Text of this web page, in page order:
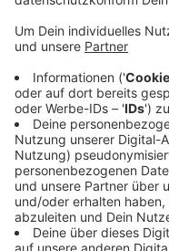
Baustelle nur
hinaus habe sich
auf die
es
ist nur über eine
werde regelmäßig
mit einem
Neubau für die
inzwischen